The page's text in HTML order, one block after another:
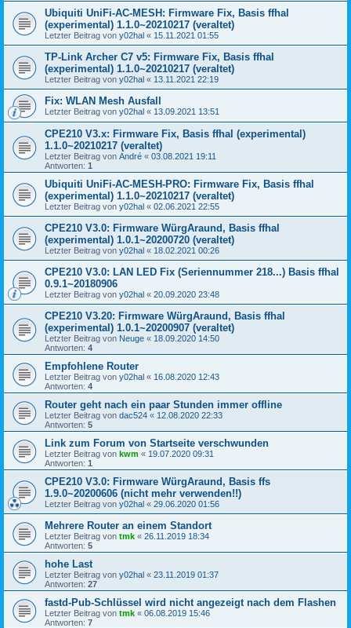
Ubiquiti UniFi-AC-MESH: Firmware Fix, Basis ffhal
(experimental) 1.1.0~20210217 (veraltet)
Letzter Beitrag von y02hal « 15.11.2021 01:55
TP-Link Archer C7 v5: Firmware Fix, Basis ffhal
(experimental) 1.1.0~20210217 (veraltet)
Letzter Beitrag von y02hal « 13.11.2021 22:19
Fix: WLAN Mesh Ausfall
Letzter Beitrag von y02hal « 13.09.2021 13:51
CPE210 V3.x: Firmware Fix, Basis ffhal (experimental)
1.1.0~20210217 (veraltet)
Letzter Beitrag von André « 03.08.2021 19:11
Antworten: 1
Ubiquiti UniFi-AC-MESH-PRO: Firmware Fix, Basis ffhal
(experimental) 1.1.0~20210217 (veraltet)
Letzter Beitrag von y02hal « 02.06.2021 22:55
CPE210 V3.0: Firmware WürgAraund, Basis ffhal
(experimental) 1.0.1~20200720 (veraltet)
Letzter Beitrag von y02hal « 18.02.2021 00:26
CPE210 V3.0: LAN LED Fix (Seriennummer 218...) Basis ffhal
0.9.1~20180906
Letzter Beitrag von y02hal « 20.09.2020 23:48
CPE210 V3.20: Firmware WürgAraund, Basis ffhal
(experimental) 1.0.1~20200907 (veraltet)
Letzter Beitrag von Neuge « 18.09.2020 14:50
Antworten: 4
Empfohlene Router
Letzter Beitrag von y02hal « 16.08.2020 12:43
Antworten: 4
Router geht nach ein paar Stunden immer offline
Letzter Beitrag von dac524 « 12.08.2020 22:33
Antworten: 5
Link zum Forum von Startseite verschwunden
Letzter Beitrag von kwm « 19.07.2020 09:31
Antworten: 1
CPE210 V3.0: Firmware WürgAraund, Basis ffs
1.9.0~20200606 (nicht mehr verwenden!!)
Letzter Beitrag von y02hal « 29.06.2020 01:56
Mehrere Router an einem Standort
Letzter Beitrag von tmk « 26.11.2019 18:34
Antworten: 5
hohe Last
Letzter Beitrag von y02hal « 23.11.2019 01:37
Antworten: 27
fastd-Pub-Schlüssel wird nicht angezeigt nach dem Flashen
Letzter Beitrag von tmk « 06.08.2019 15:46
Antworten: 7